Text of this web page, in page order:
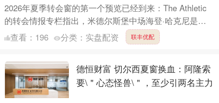
2026年夏季转会窗的第一个预览已经到来：The Athletic
的转会情报专栏指出，米德尔斯堡中场海登·哈克尼是今
夏值得关注的球员之一。这位23岁的球员刚被评....
查看： 196 分类： 实盘配资 联丰优配
德恒财富 切尔西夏窗换血：阿隆索
要\＂心态怪兽\＂，至少引两名主力